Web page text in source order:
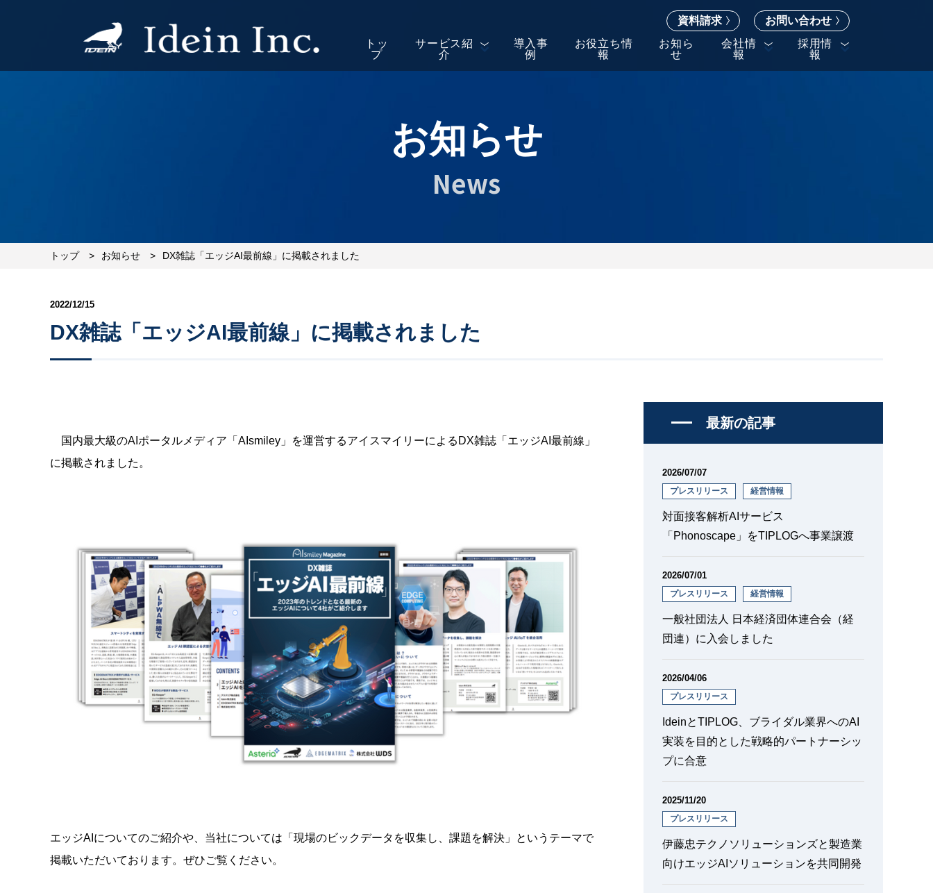
資料請求
お問い合わせ
トッ
プ
サービス紹
介
導入事
例
お役立ち情
報
お知ら
せ
会社情
報
採用情
報
お知らせ
News
トップ お知らせ DX雑誌「エッジAI最前線」に掲載されました
2022/12/15
DX雑誌「エッジAI最前線」に掲載されました
国内最大級のAIポータルメディア「AIsmiley」を運営するアイスマイリーによるDX雑誌「エッジAI最前線」
に掲載されました。
エッジAIについてのご紹介や、当社については「現場のビックデータを収集し、課題を解決」というテーマで
掲載いただいております。ぜひご覧ください。
最新の記事
2026/07/07
プレスリリース 経営情報
対面接客解析AIサービス
「Phonoscape」をTIPLOGへ事業譲渡
2026/07/01
プレスリリース 経営情報
一般社団法人 日本経済団体連合会（経
団連）に入会しました
2026/04/06
プレスリリース
IdeinとTIPLOG、ブライダル業界へのAI
実装を目的とした戦略的パートナーシッ
プに合意
2025/11/20
プレスリリース
伊藤忠テクノソリューションズと製造業
向けエッジAIソリューションを共同開発